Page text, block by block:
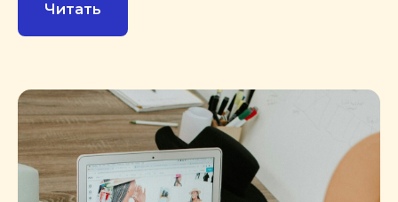
Читать